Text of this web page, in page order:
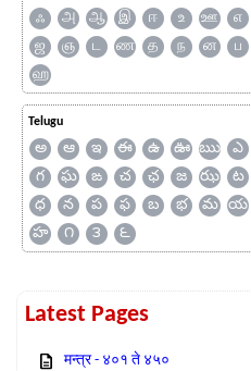
ஃ அ ஆ இ ஈ உ ஊ எ
ஜ
ஞ ட ண த ந ன ப
ஹ
Telugu
అ ఆ ఇ ఈ ఉ ఊ ఋ ఎ
గ
ఘ ఙ చ ఛ జ ఝ ట
ధ
న ప ఫ బ భ మ య
హ
౧ ౩ ౬
Latest Pages
मन्त्र - ४०१ ते ४५०